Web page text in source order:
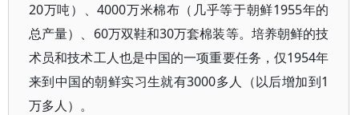
20万吨）、4000万米棉布（几乎等于朝鲜1955年的
总产量）、60万双鞋和30万套棉装等。培养朝鲜的技
术员和技术工人也是中国的一项重要任务，仅1954年
来到中国的朝鲜实习生就有3000多人（以后增加到1
万多人）。